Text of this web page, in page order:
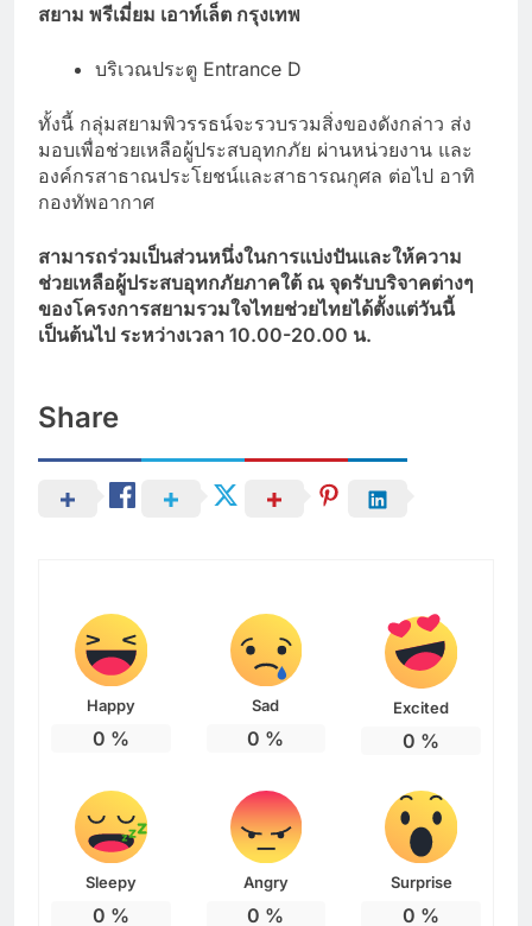
สยาม พรีเมี่ยม เอาท์เล็ต กรุงเทพ
บริเวณประตู Entrance D
ทั้งนี้ กลุ่มสยามพิวรรธน์จะรวบรวมสิ่งของดังกล่าว ส่ง
มอบเพื่อช่วยเหลือผู้ประสบอุทกภัย ผ่านหน่วยงาน และ
องค์กรสาธาณประโยชน์และสาธารณกุศล ต่อไป อาทิ
กองทัพอากาศ
สามารถร่วมเป็นส่วนหนึ่งในการแบ่งปันและให้ความ
ช่วยเหลือผู้ประสบอุทกภัยภาคใต้ ณ จุดรับบริจาคต่างๆ
ของโครงการสยามรวมใจไทยช่วยไทยได้ตั้งแต่วันนี้
เป็นต้นไป ระหว่างเวลา 10.00-20.00 น.
Share
Happy
0 %
Sad
0 %
Excited
0 %
Sleepy
0 %
Angry
0 %
Surprise
0 %